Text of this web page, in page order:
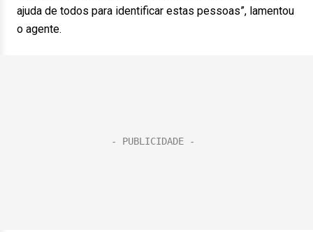
ajuda de todos para identificar estas pessoas”, lamentou
o agente.